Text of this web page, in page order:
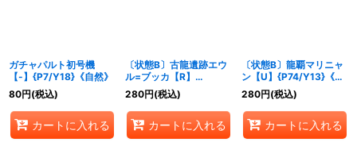
ガチャパルト初号機
【-】{P7/Y18}《自然》
80円(税込)
カートに入れる
〔状態B〕古龍遺跡エウ
ル=ブッカ【R】
{P54/Y14}《自然》
280円(税込)
カートに入れる
〔状態B〕龍覇マリニャ
ン【U】{P74/Y13}《自
然》
280円(税込)
カートに入れる